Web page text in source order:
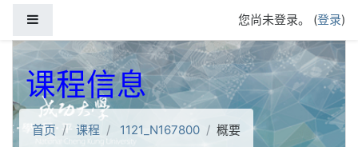
您尚未登录。 (登录)
课程信息
首页 课程 1121_N167800 概要